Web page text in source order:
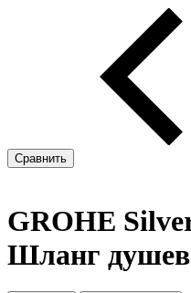
Сравнить
GROHE
Шланг